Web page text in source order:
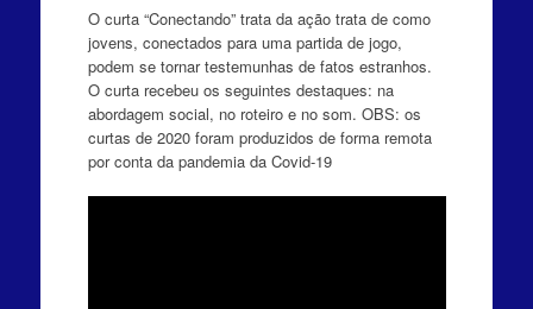
O curta “Conectando” trata da ação trata de como
jovens, conectados para uma partida de jogo,
podem se tornar testemunhas de fatos estranhos.
O curta recebeu os seguintes destaques: na
abordagem social, no roteiro e no som. OBS: os
curtas de 2020 foram produzidos de forma remota
por conta da pandemia da Covid-19